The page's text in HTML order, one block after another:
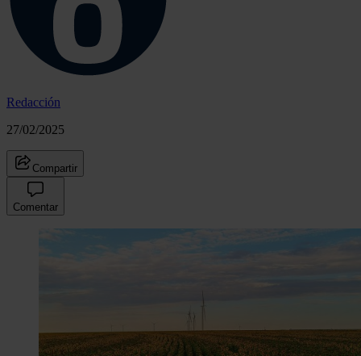
Redacción
27/02/2025
Compartir
Comentar